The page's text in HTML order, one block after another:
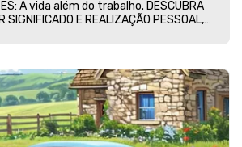
A vida além do trabalho. DESCUBRA
SIGNIFICADO E REALIZAÇÃO PESSOAL,